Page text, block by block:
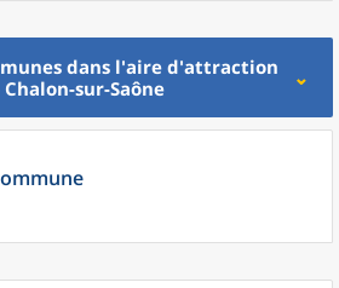
dans l'aire d'attraction
Chalon-sur-Saône